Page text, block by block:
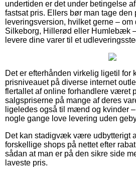
undertiden er det under betingelse
fastsat pris. Ellers bør man tage den
leveringsversion, hvilket gerne – om
Silkeborg, Hillerød eller Humlebæk
levere dine varer til et
Det er efterhånden virkelig ligetil for
prisniveauet på diverse internet
flertallet af online forhandlere været
salgspriserne på mange af deres
ligeledes også til mænd og kvinder
nogle gange love levering uden
Det kan stadigvæk være udbytterigt
forskellige shops på nettet efter
sådan at man er på den sikre side
laveste pris.